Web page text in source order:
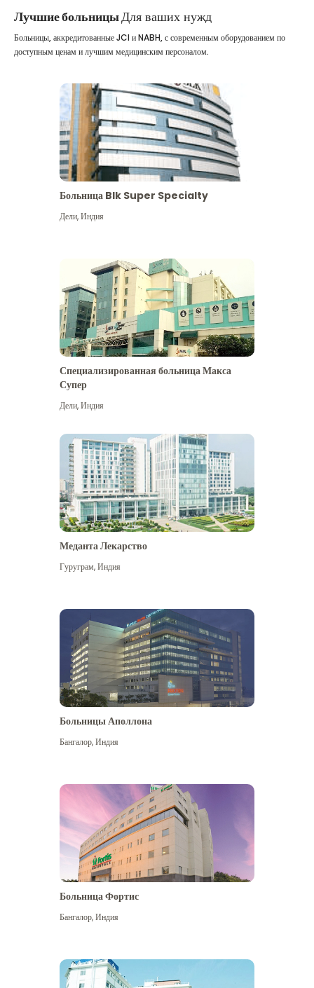
Лучшие больницыДля ваших нужд
Посмотреть больше
Больницы, аккредитованные JCI и NABH, с современным оборудованием по
доступным ценам и лучшим медицинским персоналом.
Больница Blk Super Specialty
Дели,Индия
Специализированная больница Макса
Супер
Дели,Индия
Меданта Лекарство
Гуруграм,Индия
Больницы Аполлона
Бангалор,Индия
Больница Фортис
Бангалор,Индия